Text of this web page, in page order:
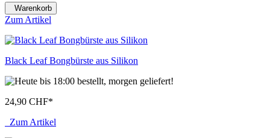
Warenkorb
Zum Artikel
Black Leaf Bongbürste aus Silikon
24,90 CHF*
Zum Artikel